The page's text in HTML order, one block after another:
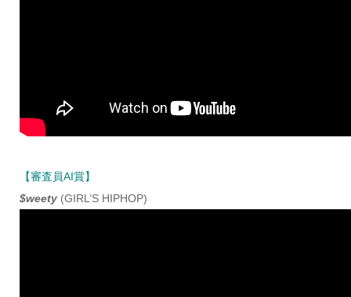
【審査員AI賞】
$weety (GIRL’S HIPHOP)